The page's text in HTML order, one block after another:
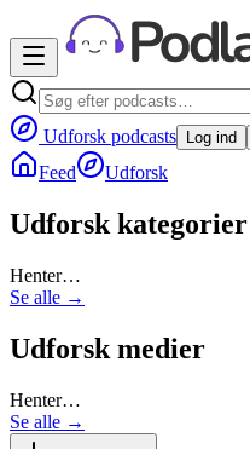
Udforsk podcasts Log ind
Feed Udforsk
Udforsk kategorier
Henter…
Se alle →
Udforsk medier
Henter…
Se alle →